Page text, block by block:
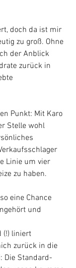
doch da ist mir
zu groß. Ohne
der Anblick
zurück in
Punkt: Mit Karo
Stelle wohl
Linie um vier
zu haben.
eine Chance
und
(!) liniert
zurück in die
Die Standard-